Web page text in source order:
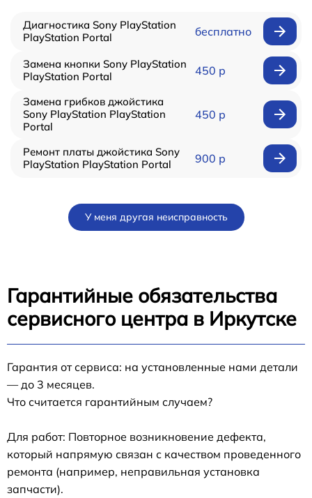
Диагностика Sony PlayStation
PlayStation Portal
бесплатно
Замена кнопки Sony PlayStation
PlayStation Portal
450 р
Замена грибков джойстика
Sony PlayStation PlayStation
Portal
450 р
Ремонт платы джойстика Sony
PlayStation PlayStation Portal
900 р
У меня другая неисправность
Гарантийные обязательства
сервисного центра в Иркутске
Гарантия от сервиса: на установленные нами детали
— до 3 месяцев.
Что считается гарантийным случаем?
Для работ: Повторное возникновение дефекта,
который напрямую связан с качеством проведенного
ремонта (например, неправильная установка
запчасти).